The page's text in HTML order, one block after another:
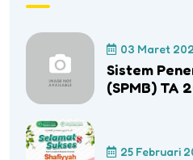
03 Maret
Sistem
(SPMB) TA
25 Februari